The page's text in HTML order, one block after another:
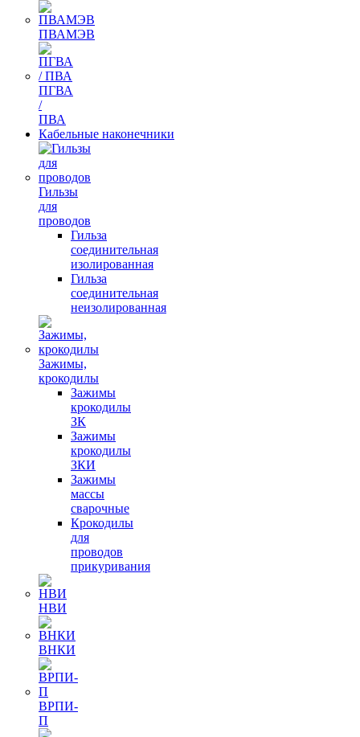
ПВАМЭВ
ПГВА
/
ПВА
Кабельные наконечники
Гильзы
для
проводов
Гильза
соединительная
изолированная
Гильза
соединительная
неизолированная
Зажимы,
крокодилы
Зажимы
крокодилы
ЗК
Зажимы
крокодилы
ЗКИ
Зажимы
массы
сварочные
Крокодилы
для
проводов
прикуривания
НВИ
ВНКИ
ВРПИ-
П